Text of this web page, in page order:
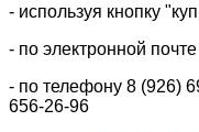
- используя кнопку
- по электронной
- по телефону 8 (926)
656-26-96